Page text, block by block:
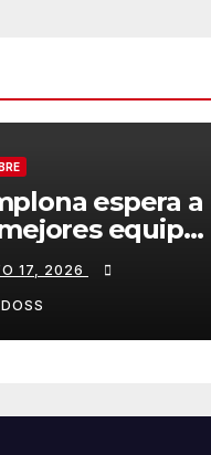
espera a
equipos
17, 2026